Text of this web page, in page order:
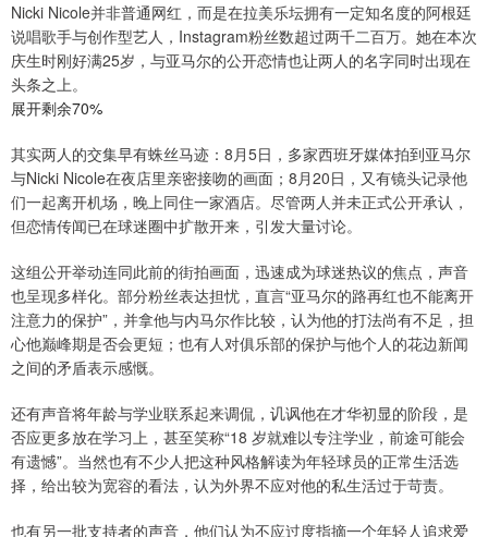
Nicki Nicole并非普通网红，而是在拉美乐坛拥有一定知名度的阿根廷
说唱歌手与创作型艺人，Instagram粉丝数超过两千二百万。她在本次
庆生时刚好满25岁，与亚马尔的公开恋情也让两人的名字同时出现在
头条之上。
展开剩余70%
其实两人的交集早有蛛丝马迹：8月5日，多家西班牙媒体拍到亚马尔
与Nicki Nicole在夜店里亲密接吻的画面；8月20日，又有镜头记录他
们一起离开机场，晚上同住一家酒店。尽管两人并未正式公开承认，
但恋情传闻已在球迷圈中扩散开来，引发大量讨论。
这组公开举动连同此前的街拍画面，迅速成为球迷热议的焦点，声音
也呈现多样化。部分粉丝表达担忧，直言“亚马尔的路再红也不能离开
注意力的保护”，并拿他与内马尔作比较，认为他的打法尚有不足，担
心他巅峰期是否会更短；也有人对俱乐部的保护与他个人的花边新闻
之间的矛盾表示感慨。
还有声音将年龄与学业联系起来调侃，讥讽他在才华初显的阶段，是
否应更多放在学习上，甚至笑称“18 岁就难以专注学业，前途可能会
有遗憾”。当然也有不少人把这种风格解读为年轻球员的正常生活选
择，给出较为宽容的看法，认为外界不应对他的私生活过于苛责。
也有另一批支持者的声音，他们认为不应过度指摘一个年轻人追求爱